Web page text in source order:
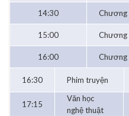
14:30 Chương
15:00 Chương
16:00 Chương
16:30 Phim truyện
17:15
Văn học
nghệ thuật